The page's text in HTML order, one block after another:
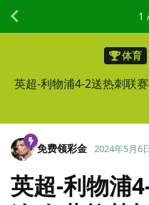
体育
英超-利物浦4-2送热刺联
1
免费领彩金 2024年5月6
英超-利物浦